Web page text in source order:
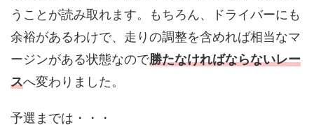
うことが読み取れます。もちろん、ドライバーにも
余裕があるわけで、走りの調整を含めれば相当なマ
ージンがある状態なので勝たなければならないレー
スへ変わりました。
予選までは・・・